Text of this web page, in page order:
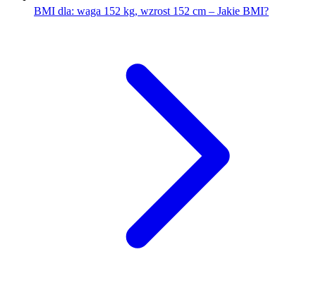
BMI dla: waga 152 kg, wzrost 152 cm – Jakie BMI?